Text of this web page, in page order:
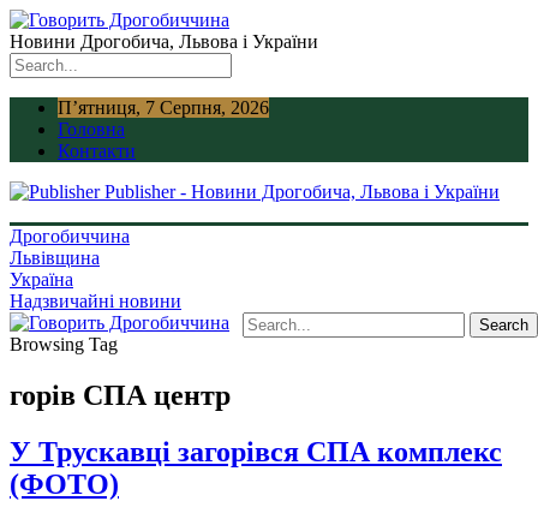
Новини Дрогобича, Львова і України
П’ятниця, 7 Серпня, 2026
Головна
Контакти
Publisher - Новини Дрогобича, Львова і України
Дрогобиччина
Львівщина
Україна
Надзвичайні новини
Browsing Tag
горів СПА центр
У Трускавці загорівся СПА комплекс
(ФОТО)